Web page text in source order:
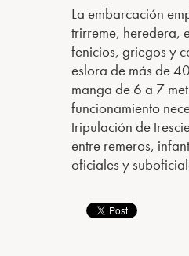
La embarcación
trirreme, heredera,
fenicios, griegos y
eslora de más de
manga de 6 a 7
funcionamiento
tripulación de
entre remeros,
oficiales y